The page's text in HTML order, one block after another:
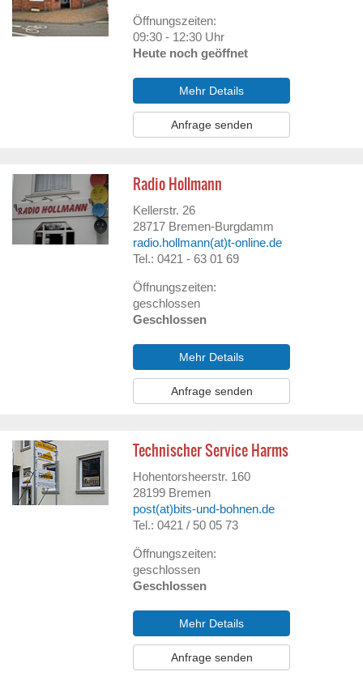
Öffnungszeiten:
09:30 - 12:30 Uhr
Heute noch geöffnet
Mehr Details
Anfrage senden
Radio Hollmann
Kellerstr. 26
28717 Bremen-Burgdamm
radio.hollmann(at)t-online.de
Tel.: 0421 - 63 01 69
Öffnungszeiten:
geschlossen
Geschlossen
Mehr Details
Anfrage senden
Technischer Service Harms
Hohentorsheerstr. 160
28199 Bremen
post(at)bits-und-bohnen.de
Tel.: 0421 / 50 05 73
Öffnungszeiten:
geschlossen
Geschlossen
Mehr Details
Anfrage senden